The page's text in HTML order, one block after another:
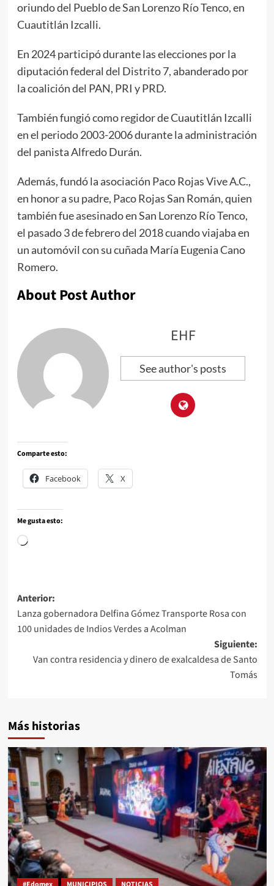
oriundo del Pueblo de San Lorenzo Río Tenco, en
Cuautitlán Izcalli.
En 2024 participó durante las elecciones por la
diputación federal del Distrito 7, abanderado por
la coalición del PAN, PRI y PRD.
También fungió como regidor de Cuautitlán Izcalli
en el periodo 2003-2006 durante la administración
del panista Alfredo Durán.
Además, fundó la asociación Paco Rojas Vive A.C.,
en honor a su padre, Paco Rojas San Román, quien
también fue asesinado en San Lorenzo Río Tenco,
el pasado 3 de febrero del 2018 cuando viajaba en
un automóvil con su cuñada María Eugenia Cano
Romero.
About Post Author
EHF
See author's posts
Comparte esto:
Facebook X
Me gusta esto:
Anterior:
Lanza gobernadora Delfina Gómez Transporte Rosa con
100 unidades de Indios Verdes a Acolman
Siguiente:
Van contra residencia y dinero de exalcaldesa de Santo
Tomás
Más historias